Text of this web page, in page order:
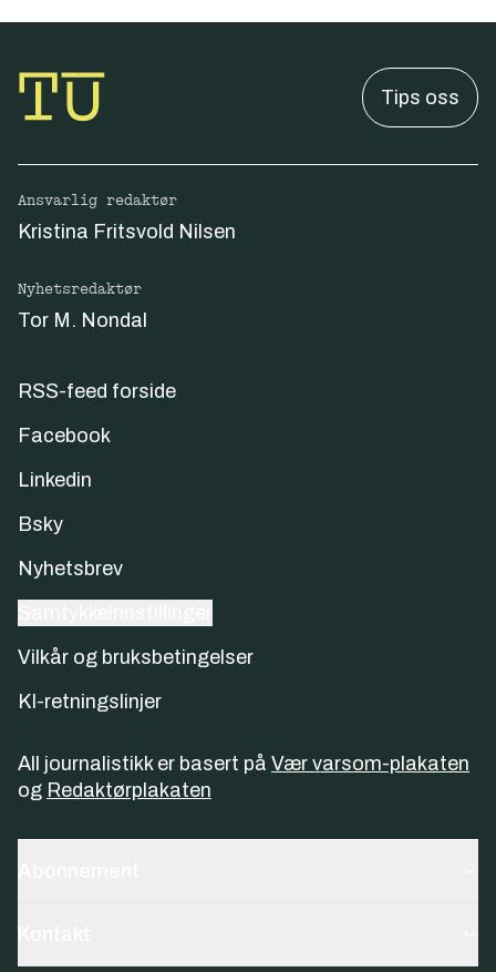
Tips oss
Ansvarlig redaktør
Kristina Fritsvold Nilsen
Nyhetsredaktør
Tor M. Nondal
RSS-feed forside
Facebook
Linkedin
Bsky
Nyhetsbrev
Vilkår og bruksbetingelser
KI-retningslinjer
All journalistikk er basert på Vær varsom-plakaten
og Redaktørplakaten